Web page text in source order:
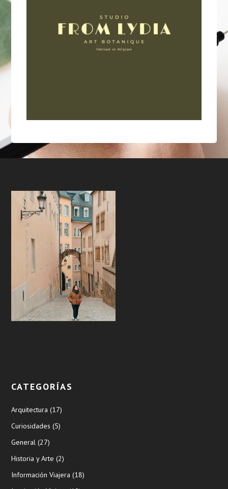
CATEGORÍAS
Arquitectura (17)
Curiosidades (5)
General (27)
Historia y Arte (2)
Información Viajera (18)